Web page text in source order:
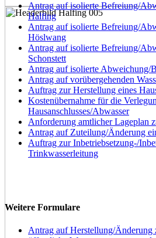
Antrag auf isolierte Befreiung/
Halfing
Antrag auf isolierte Befreiung/
Höslwang
Antrag auf isolierte Befreiung/
Schonstett
Antrag auf isolierte Abweichung/
Antrag auf vorübergehenden
Auftrag zur Herstellung eines
Kostenübernahme für die
Hausanschlusses/Abwasser
Anforderung amtlicher Lageplan
Antrag auf Zuteilung/Änderung
Auftrag zur Inbetriebsetzung-/
Trinkwasserleitung
Weitere Formulare
Antrag auf Herstellung/Änderung